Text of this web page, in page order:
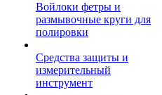
Войлоки фетры и
размывочные круги для
полировки
Средства защиты и
измерительный
инструмент